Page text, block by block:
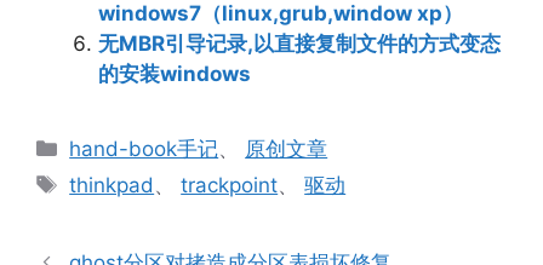
windows7（linux,grub,window xp）
无MBR引导记录,以直接复制文件的方式变态
的安装windows
分
类
hand-book手记、 原创文章
标
thinkpad 、trackpoint、驱动